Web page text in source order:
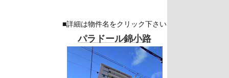
■詳細は物件名をクリック下さい
パラドール錦小路